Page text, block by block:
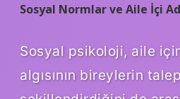
Sosyal Normlar ve Aile İçi
Sosyal psikoloji, aile
algısının bireylerin